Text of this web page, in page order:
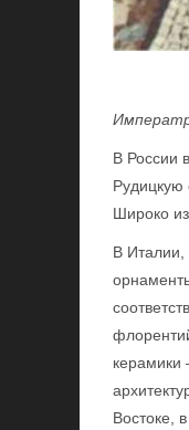
В России
Рудицкую
Широко
В Италии,
Востоке,